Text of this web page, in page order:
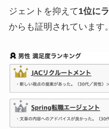
ジェントを抑えて1位に
からも証明されています。